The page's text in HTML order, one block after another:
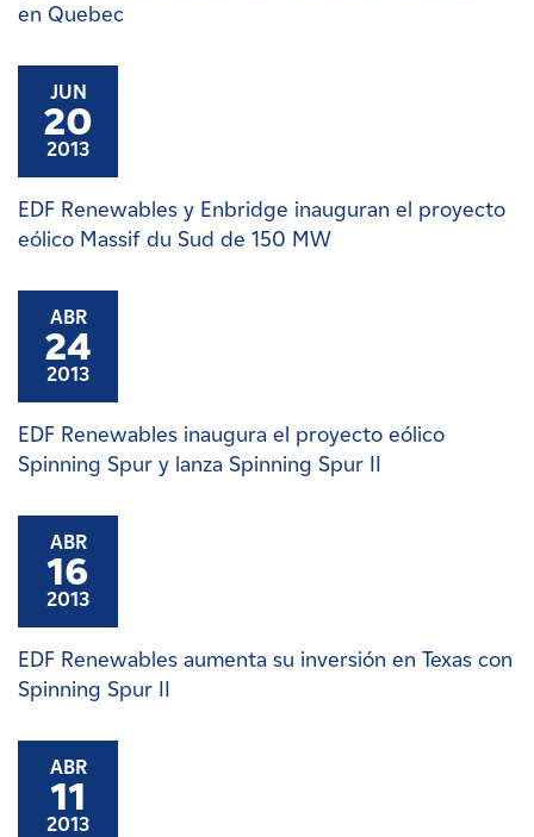
en Quebec
JUN
20
2013
EDF Renewables y Enbridge inauguran el proyecto
eólico Massif du Sud de 150 MW
ABR
24
2013
EDF Renewables inaugura el proyecto eólico
Spinning Spur y lanza Spinning Spur II
ABR
16
2013
EDF Renewables aumenta su inversión en Texas con
Spinning Spur II
ABR
11
2013